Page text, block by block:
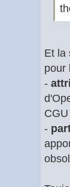
Et la
pour
-
-